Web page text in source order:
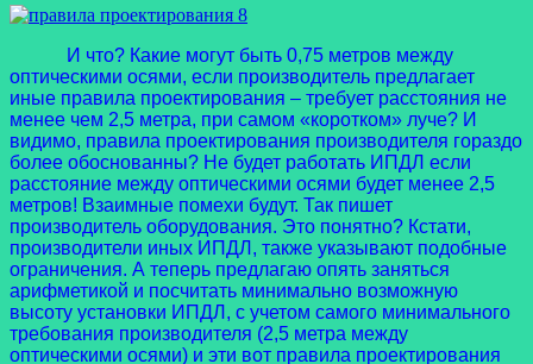
И что? Какие могут быть 0,75 метров между
оптическими осями, если производитель предлагает
иные правила проектирования – требует расстояния не
менее чем 2,5 метра, при самом «коротком» луче? И
видимо, правила проектирования производителя гораздо
более обоснованны? Не будет работать ИПДЛ если
расстояние между оптическими осями будет менее 2,5
метров! Взаимные помехи будут. Так пишет
производитель оборудования. Это понятно? Кстати,
производители иных ИПДЛ, также указывают подобные
ограничения. А теперь предлагаю опять заняться
арифметикой и посчитать минимально возможную
высоту установки ИПДЛ, с учетом самого минимального
требования производителя (2,5 метра между
оптическими осями) и эти вот правила проектирования